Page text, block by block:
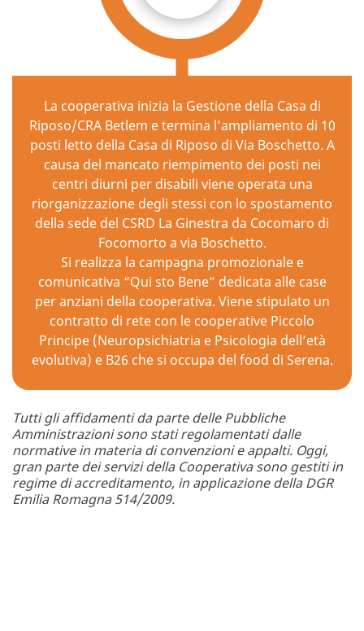
La cooperativa inizia la Gestione della Casa di
Riposo/CRA Betlem e termina l’ampliamento di 10
posti letto della Casa di Riposo di Via Boschetto. A
causa del mancato riempimento dei posti nei
centri diurni per disabili viene operata una
riorganizzazione degli stessi con lo spostamento
della sede del CSRD La Ginestra da Cocomaro di
Focomorto a via Boschetto.
Si realizza la campagna promozionale e
comunicativa “Qui sto Bene” dedicata alle case
per anziani della cooperativa. Viene stipulato un
contratto di rete con le cooperative Piccolo
Principe (Neuropsichiatria e Psicologia dell’età
evolutiva) e B26 che si occupa del food di Serena.
Tutti gli affidamenti da parte delle Pubbliche
Amministrazioni sono stati regolamentati dalle
normative in materia di convenzioni e appalti. Oggi,
gran parte dei servizi della Cooperativa sono gestiti in
regime di accreditamento, in applicazione della DGR
Emilia Romagna 514/2009.